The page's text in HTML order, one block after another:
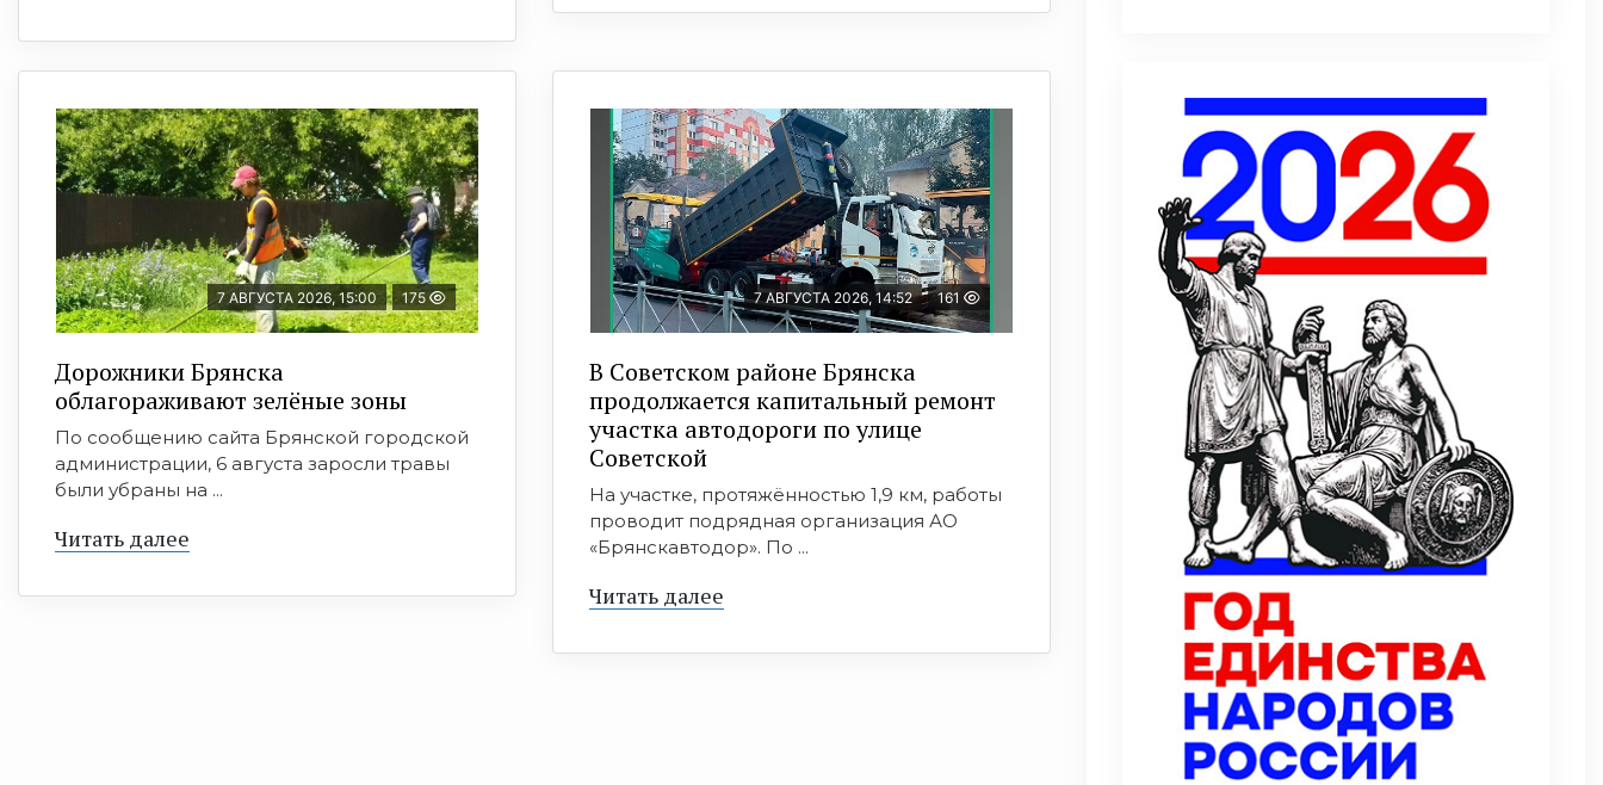
7 АВГУСТА 2026, 15:00 175
Дорожники Брянска
облагораживают зелёные зоны
По сообщению сайта Брянской городской
администрации, 6 августа заросли травы
были убраны на ...
Читать далее
7 АВГУСТА 2026, 14:52 161
В Советском районе Брянска
продолжается капитальный ремонт
участка автодороги по улице
Советской
На участке, протяжённостью 1,9 км, работы
проводит подрядная организация АО
«Брянскавтодор». По ...
Читать далее